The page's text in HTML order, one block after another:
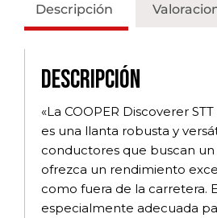
Descripción
Descripción
«La COOPER Discoverer
es una llanta robusta y
conductores que buscan
ofrezca un rendimiento
como fuera de la carretera.
especialmente adecuada